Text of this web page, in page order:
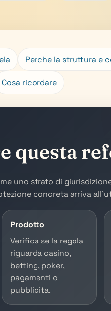
Perche la struttura e
Cosa ricordare
questa
uno strato di
concreta arriva
Prodotto
Verifica se la regola
riguarda casino,
betting, poker,
pagamenti o
pubblicita.